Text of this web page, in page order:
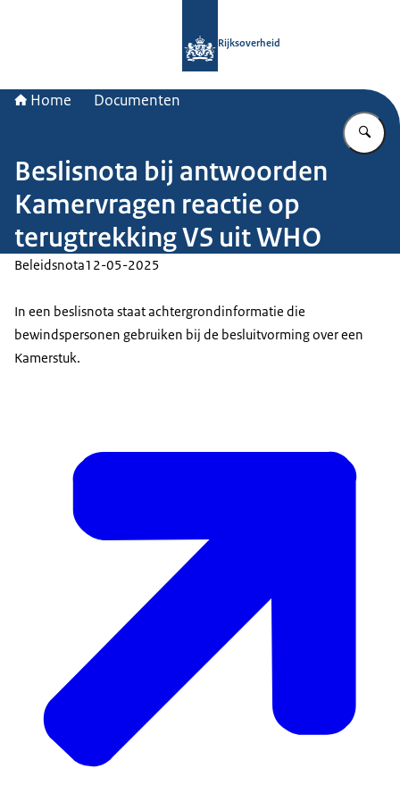
Rijksoverheid
Home Documenten
Beslisnota bij antwoorden
Kamervragen reactie op
terugtrekking VS uit WHO
Beleidsnota12-05-2025
In een beslisnota staat achtergrondinformatie die
bewindspersonen gebruiken bij de besluitvorming over een
Kamerstuk.